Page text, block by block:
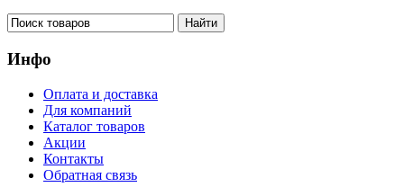
Инфо
Оплата и доставка
Для компаний
Каталог товаров
Акции
Контакты
Обратная связь